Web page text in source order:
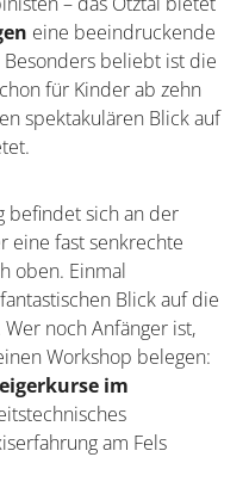
– das Ötztal bietet
eine beeindruckende
Besonders beliebt ist die
für Kinder ab zehn
bietet.
sich an der
eine fast senkrechte
oben. Einmal
Blick auf
Wer noch Anfänger
einen Workshop
Einsteigerkurse im